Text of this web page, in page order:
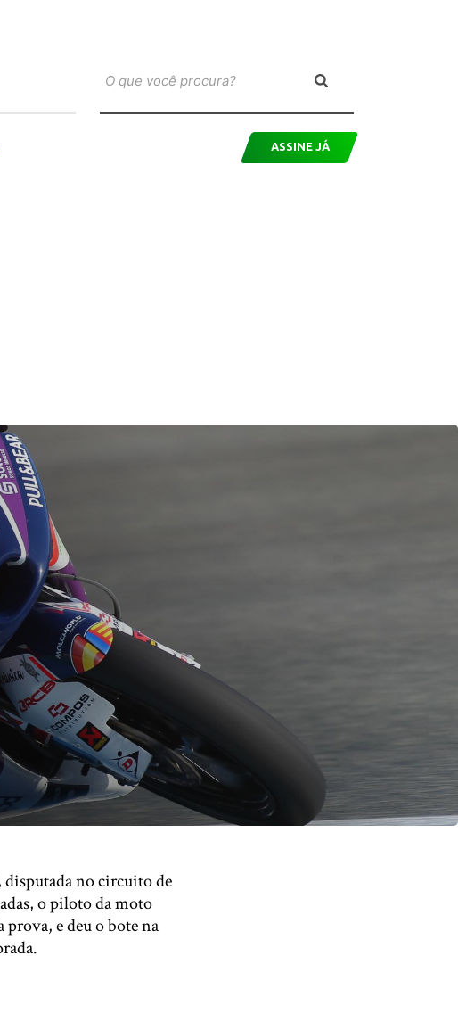
ASSINE JÁ
disputada no circuito de
o piloto da moto
prova, e deu o bote na